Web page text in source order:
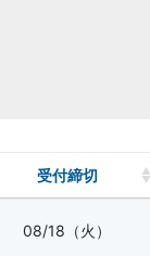
受付締切
08/18（火）